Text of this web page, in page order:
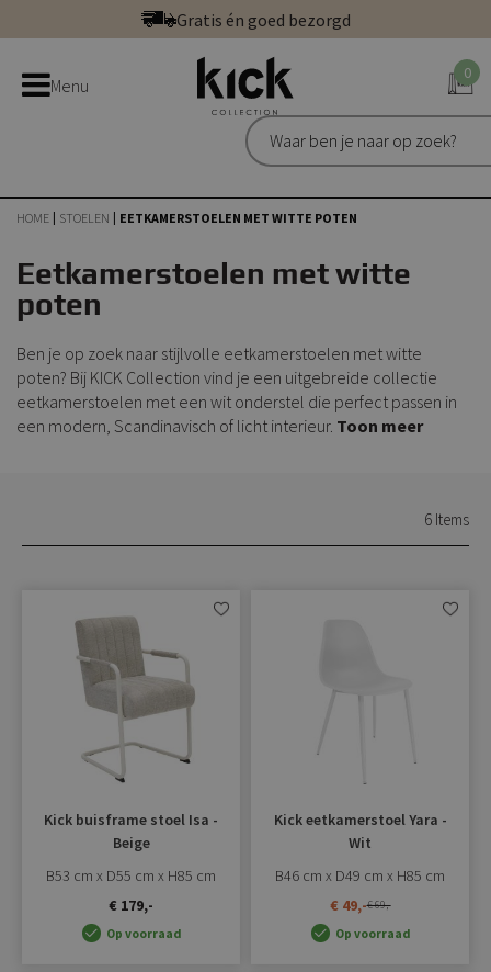
direct
naar
Gratis én goed bezorgd
Bestel bij de officiële Kick webshop
Uitstekend | 300+ reviews
Gratis én goed bezorgd
Menu
0
HOME STOELEN EETKAMERSTOELEN MET WITTE POTEN
Eetkamerstoelen met witte
poten
Ben je op zoek naar stijlvolle eetkamerstoelen met witte
poten? Bij KICK Collection vind je een uitgebreide collectie
eetkamerstoelen met een wit onderstel die perfect passen in
een modern, Scandinavisch of licht interieur. Toon meer
6 Items
Kick buisframe stoel Isa -
Beige
B53 cm x D55 cm x H85 cm
€ 179,-
Op voorraad
Kick eetkamerstoel Yara -
Wit
B46 cm x D49 cm x H85 cm
€ 49,-€ 69,-
Op voorraad